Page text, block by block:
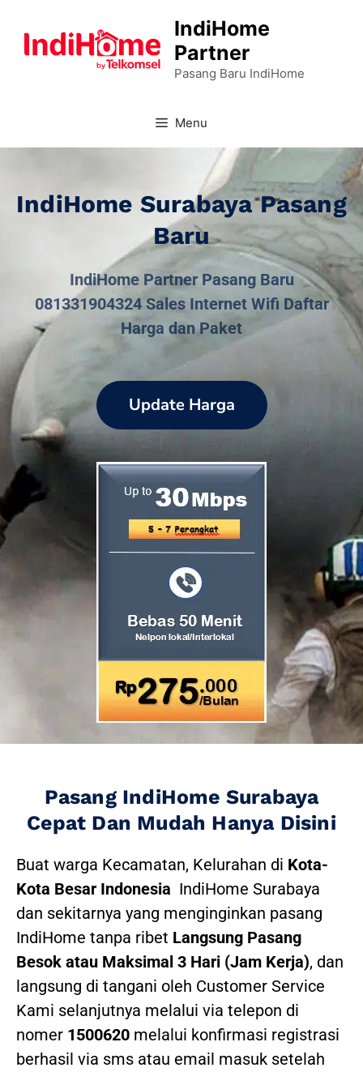
IndiHome
Partner
Pasang Baru IndiHome
Menu
IndiHome Surabaya Pasang
Baru
IndiHome Partner Pasang Baru
081331904324 Sales Internet Wifi Daftar
Harga dan Paket
Update Harga
Pasang IndiHome Surabaya
Cepat Dan Mudah Hanya Disini
Buat warga Kecamatan, Kelurahan di Kota-
Kota Besar Indonesia IndiHome Surabaya
dan sekitarnya yang menginginkan pasang
IndiHome tanpa ribet Langsung Pasang
Besok atau Maksimal 3 Hari (Jam Kerja), dan
langsung di tangani oleh Customer Service
Kami selanjutnya melalui via telepon di
nomer 1500620 melalui konfirmasi registrasi
berhasil via sms atau email masuk setelah